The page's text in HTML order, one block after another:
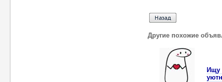
Другие похожие
Ищу